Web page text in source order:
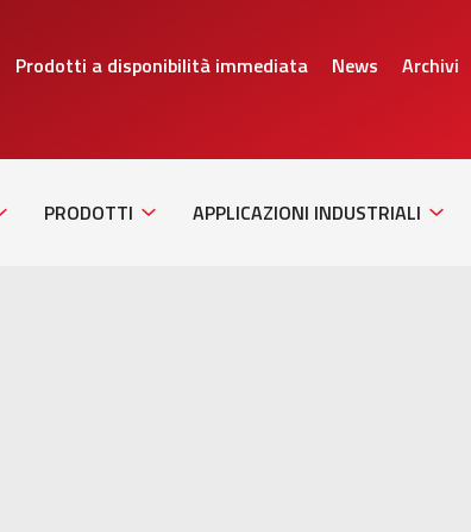
Prodotti a disponibilità immediata News Archivi
PRODOTTI NavigationAPPLICAZIONI INDUSTRIALI